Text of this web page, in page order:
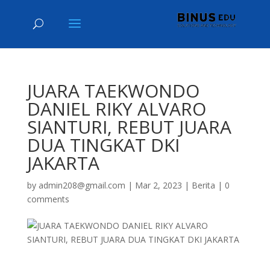
JUARA TAEKWONDO
DANIEL RIKY ALVARO
SIANTURI, REBUT JUARA
DUA TINGKAT DKI
JAKARTA
by admin208@gmail.com | Mar 2, 2023 | Berita | 0
comments